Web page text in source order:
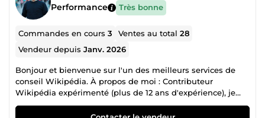
Performance Très bonne
Commandes en cours3 Ventes au total28
Vendeur depuisJanv. 2026
Bonjour et bienvenue sur l'un des meilleurs services de
conseil Wikipédia. À propos de moi : Contributeur
Wikipédia expérimenté (plus de 12 ans d'expérience), je
propose des services de conseil en freelance. Mes services :
Presque tous types de tâches Wikipédia, notamment :